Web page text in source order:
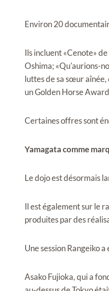
Environ 20
Ils incluent «Cenote»
Oshima; «Qu'aurions-
luttes de sa sœur
un Golden Horse
Certaines offres sont
Yamagata comme
Le dojo est désormais
Il est également sur le
produites par des
Une session Rangeiko
Asako Fujioka, qui a